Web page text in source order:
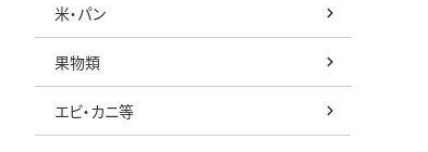
米・パン
果物類
エビ・カニ等